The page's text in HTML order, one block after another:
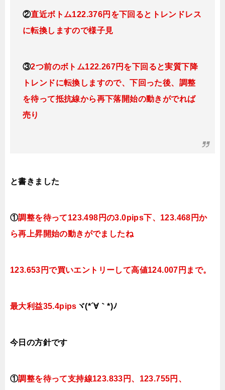
②直近ボトム122.376円を下回るとトレンドレス
に転換しますので様子見
③2つ前のボトム122.267円を下回ると実質下降
トレンドに転換 しますので、下回った後、調整
を待って抵抗線から再下落開始の動きがでれば
売り
と書きました
①調整を待って123.498円の3.0pips下、123.468円か
ら再上昇開始の動きがでましたね
123.653円で買いエントリーして高値124.007円まで。
最大利益35.4pips ヾ(*´∀｀*)ﾉ
今日 の方針です
①調整を待って支持線123.833円、123.755円、